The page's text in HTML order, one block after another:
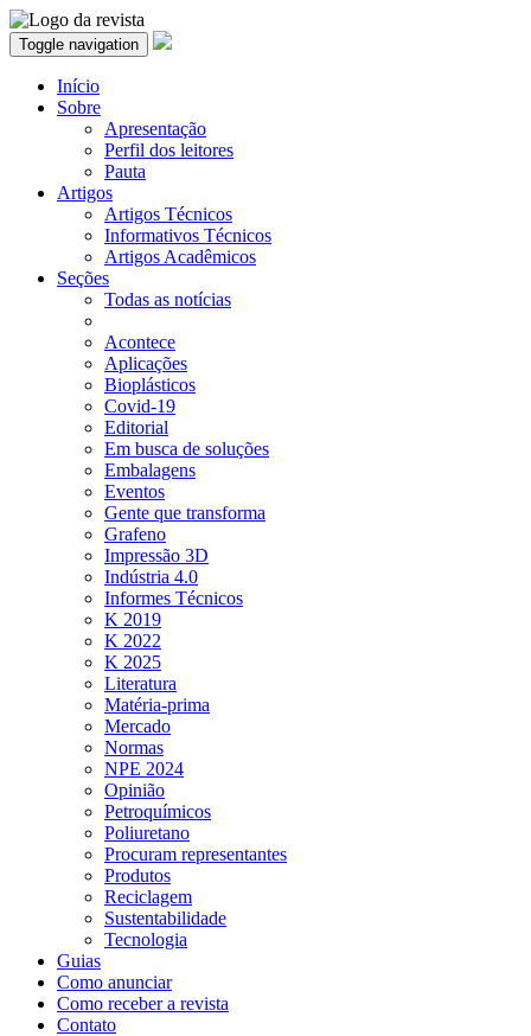
Toggle navigation
Início
Sobre
Apresentação
Perfil dos leitores
Pauta
Artigos
Artigos Técnicos
Informativos Técnicos
Artigos Acadêmicos
Seções
Todas as notícias
Acontece
Aplicações
Bioplásticos
Covid-19
Editorial
Em busca de soluções
Embalagens
Eventos
Gente que transforma
Grafeno
Impressão 3D
Indústria 4.0
Informes Técnicos
K 2019
K 2022
K 2025
Literatura
Matéria-prima
Mercado
Normas
NPE 2024
Opinião
Petroquímicos
Poliuretano
Procuram representantes
Produtos
Reciclagem
Sustentabilidade
Tecnologia
Guias
Como anunciar
Como receber a revista
Contato